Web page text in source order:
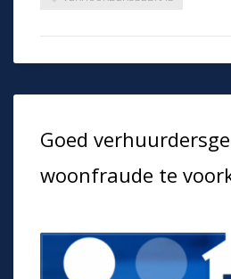
Goed
woonfraude te